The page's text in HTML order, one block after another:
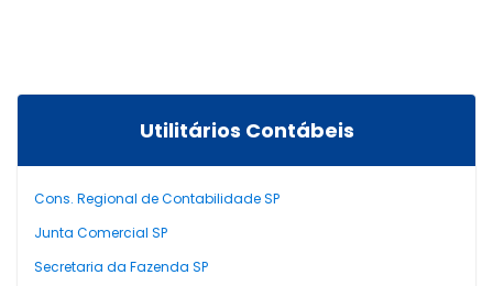
Utilitários Contábeis
Cons. Regional de Contabilidade SP
Junta Comercial SP
Secretaria da Fazenda SP